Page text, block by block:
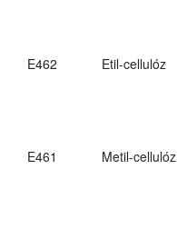
E462 Etil-cellulóz
E461 Metil-cellulóz